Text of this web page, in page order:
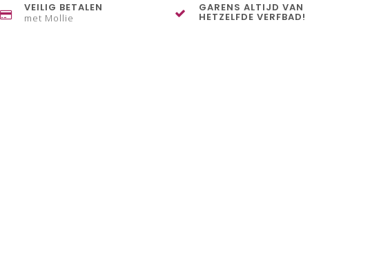
VEILIG BETALEN
met Mollie
GARENS ALTIJD VAN
HETZELFDE VERFBAD!